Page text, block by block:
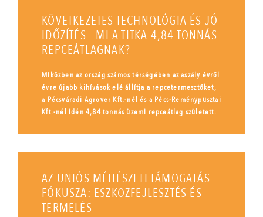
KÖVETKEZETES TECHNOLÓGIA ÉS JÓ
IDŐZÍTÉS - MI A TITKA 4,84 TONNÁS
REPCEÁTLAGNAK?
Miközben az ország számos térségében az aszály évről
évre újabb kihívások elé állítja a repcetermesztőket,
a Pécsváradi Agrover Kft.-nél és a Pécs-Reménypusztai
Kft.-nél idén 4,84 tonnás üzemi repceátlag született.
AZ UNIÓS MÉHÉSZETI TÁMOGATÁS
FÓKUSZA: ESZKÖZFEJLESZTÉS ÉS
TERMELÉS